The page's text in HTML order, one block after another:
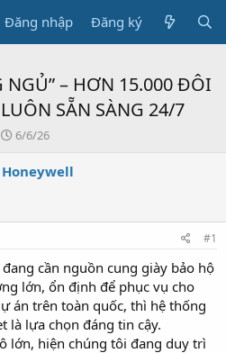
Đăng nhập Đăng ký
NGỦ” – HƠN 15.000 ĐÔI
SẴN SÀNG 24/7
N
à
6/6/26
#1
cần nguồn cung giày bảo hộ
lớn, ổn định để phục vụ cho
án trên toàn quốc, thì hệ thống
là lựa chọn đáng tin cậy.
lớn, hiện chúng tôi đang duy trì